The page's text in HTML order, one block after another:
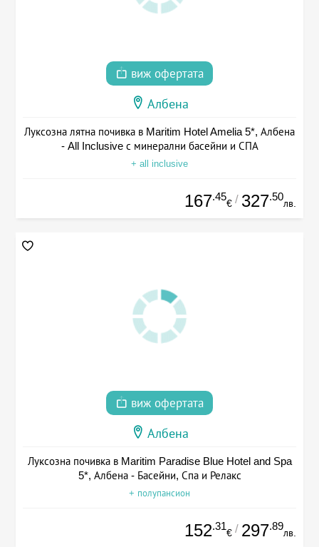
виж офертата
Албена
Луксозна лятна почивка в Maritim Hotel Amelia 5*, Албена
- All Inclusive с минерални басейни и СПА
+ all inclusive
167.45
€ / 327.50
лв.
виж офертата
Албена
Луксозна почивка в Maritim Paradise Blue Hotel and Spa
5*, Албена - Басейни, Спа и Релакс
+ полупансион
152.31
€ / 297.89
лв.